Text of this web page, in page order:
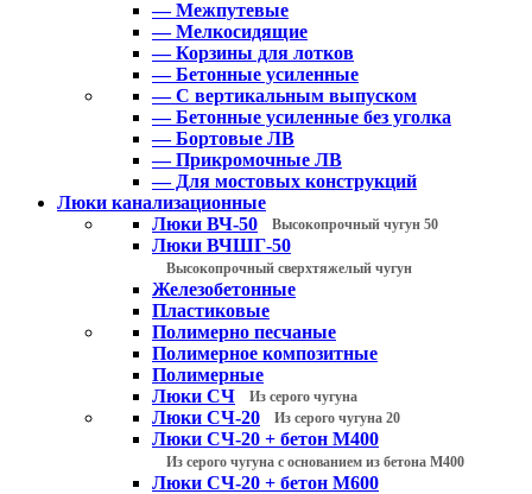
— Межпутевые
— Мелкосидящие
— Корзины для лотков
— Бетонные усиленные
— С вертикальным выпуском
— Бетонные усиленные без уголка
— Бортовые ЛВ
— Прикромочные ЛВ
— Для мостовых конструкций
Люки канализационные
Люки ВЧ-50
Высокопрочный чугун 50
Люки ВЧШГ-50
Высокопрочный сверхтяжелый чугун
Железобетонные
Пластиковые
Полимерно песчаные
Полимерное композитные
Полимерные
Люки СЧ
Из серого чугуна
Люки СЧ-20 Из серого чугуна 20
Люки СЧ-20 + бетон М400
Из серого чугуна с основанием из бетона М400
Люки СЧ-20 + бетон М600